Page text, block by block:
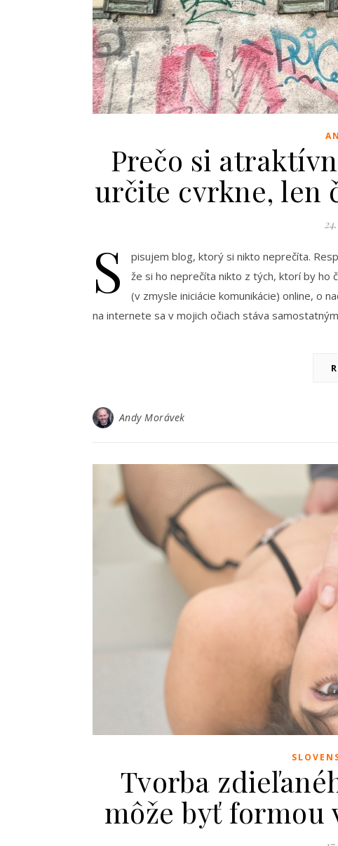
Prečo si
určite cvrkne, len
S
pisujem blog, ktorý si nikto neprečíta.
že si ho neprečíta nikto z tých, ktorí by ho
(v zmysle iniciácie komunikácie) online, o
na internete sa v mojich očiach stáva
Andy Morávek
Tvorba
môže byť formou